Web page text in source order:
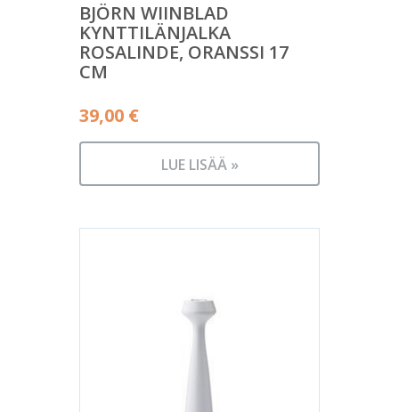
BJÖRN WIINBLAD
KYNTTILÄNJALKA
ROSALINDE, ORANSSI 17
CM
39,00 €
LUE LISÄÄ »